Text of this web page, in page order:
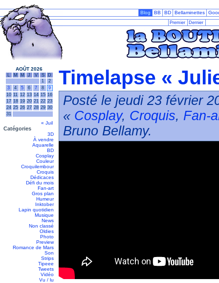
Blog BB BD Bellaminettes
Premier Dernier
AOÛT 2026
L M M J V S
D
1
2
3
4 5 6 7 8
9
10 11 12 13 14 15 16
17 18 19 20 21 22 23
24 25 26 27 28 29 30
31
« Juil
Catégories
3D
À vendre
Aquarelle
BD
Cosplay
Couleur
Croquilembour
Croquis
Dédicaces
Défi du mois
Fan-art
Gros plan
Humeur
Inktober
Lapin quotidien
Musique
News
Non classé
Oldies
Photo
Preview
Romance de Mars
Son
Strips
Tipeee
Tweets
Vidéo
Vu / lu
Timelapse «
Posté le jeudi 23 février
« Cosplay, Croquis, Fan-
Bruno Bellamy.